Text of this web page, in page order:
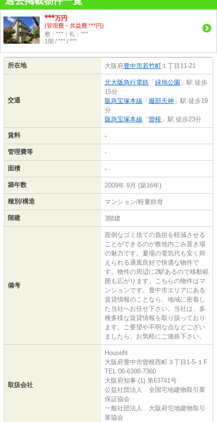
***万円
(管理費・共益費 ***円)
敷：***｜礼：***
1階 / *** / ***
所在地 大阪府豊中市若竹町 １丁目11-21
交通
北大阪急行電鉄 「 緑地公園 」駅 徒歩
15分
阪急宝塚本線 「 服部天神 」駅 徒歩19
分
阪急宝塚本線 「 曽根 」駅 徒歩23分
賃料 -
管理費等 -
面積 -
築年数 2009年 9月 (築16年)
種別/構造 マンション/軽量鉄骨
階建 3階建
備考
面倒なゴミ捨ての負担を軽減させる
ことができるのが敷地内ごみ置き場
の魅力です。夏場の電気代も安く抑
えられる通風良好で快適な物件で
す。物件の周辺に2駅あるので移動範
囲も広がります。こちらの物件はマ
ンションです。豊中市エリアにある
賃貸情報のことなら、地域に密着し
た当社へお任せ下さい。当社は、多
種多様な賃貸情報を取り扱っており
ます。ご要望や不明な点などござい
ましたら、お気軽にご連絡下さい。
取扱会社
Housefit
大阪府豊中市曽根西町３丁目1-5-１F
TEL:06-6398-7360
大阪府知事 (1) 第63741号
公益社団法人 全国宅地建物取引業
保証協会
一般社団法人 大阪府宅地建物取引
業協会